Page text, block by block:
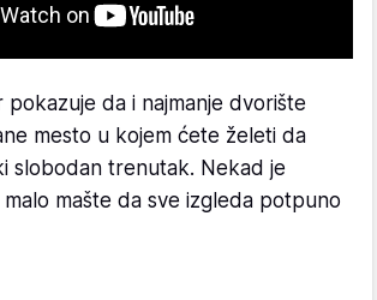
pokazuje da i najmanje dvorište
mesto u kojem ćete želeti da
slobodan trenutak. Nekad je
mašte da sve izgleda potpuno